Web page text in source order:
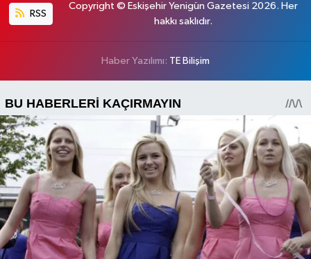
RSS
Copyright © Eskişehir Yenigün Gazetesi 2026. Her
hakkı saklıdır.
Haber Yazılımı: TE Bilişim